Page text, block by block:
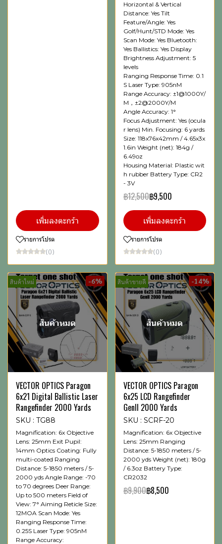
เพิ่มลงตะกร้า
รายการโปรด
(0)
Horizontal & Vertical
Distance: Yes Tilt
Feature/Angle: Yes
Golf/Hunt/STD Mode: Yes
Scan Mode: Yes Bluetooth:
Yes Ballistics: Yes Display
Brightness Adjustment: 5
levels
Ranging Response Time: 0.1
S Laser Type: 905nM
Range Accuracy: ±1@1000Y/
M，±2@2000Y/M
Angle Accuracy: 1°
Focus Adjustment: Yes (ocula
r lens) Min. Focusing: 6 yards
Size: 118x76x42mm / 4.65x3x
1.6in Weight (net): 184g /
6.49oz
Housing Material: Plastic wit
h rubber Battery Type: CR2
- 3V
฿12,500฿9,500
เพิ่มลงตะกร้า
รายการโปรด
(0)
สินค้าใหม่ -6%
สินค้าหมด
VECTOR OPTICS Paragon
6x21 Digital Ballistic Laser
Rangefinder 2000 Yards
SKU : TG88
Magnification: 6x Objective
Lens: 25mm Exit Pupil:
14mm Optics Coating: Fully
multi-coated Ranging
Distance: 5-1850 meters / 5-
2000 yds Angle Range: -70
to 70 degrees Deer Range:
Up to 500 meters Field of
View: 7° Aiming Reticle Size:
12MOA Scan Mode: Yes
Ranging Response Time:
0.25S Laser Type: 905nM
Range Accuracy:
สินค้าขายดี -14%
สินค้าหมด
VECTOR OPTICS Paragon
6x25 LCD Rangefinder
GenII 2000 Yards
SKU : SCRF-20
Magnification: 6x Objective
Lens: 25mm Ranging
Distance: 5-1850 meters / 5-
2000 yds Weight (net): 180g
/ 6.3oz Battery Type:
CR2032
฿9,900฿8,500